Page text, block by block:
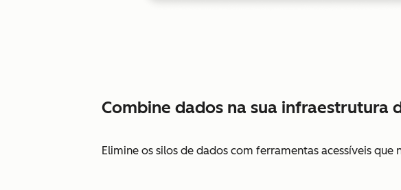
Combine dados na sua infraestrutura
Elimine os silos de dados com ferramentas acessíveis